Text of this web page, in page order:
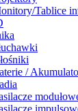
Tablice
/